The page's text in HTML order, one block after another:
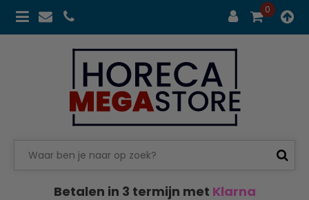
0
Betalen in 3 termijn met Klarna